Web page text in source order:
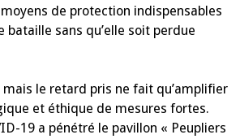
de protection indispensables
bataille sans qu’elle soit perdue
le retard pris ne fait qu’amplifier
et éthique de mesures fortes.
19 a pénétré le pavillon « Peupliers